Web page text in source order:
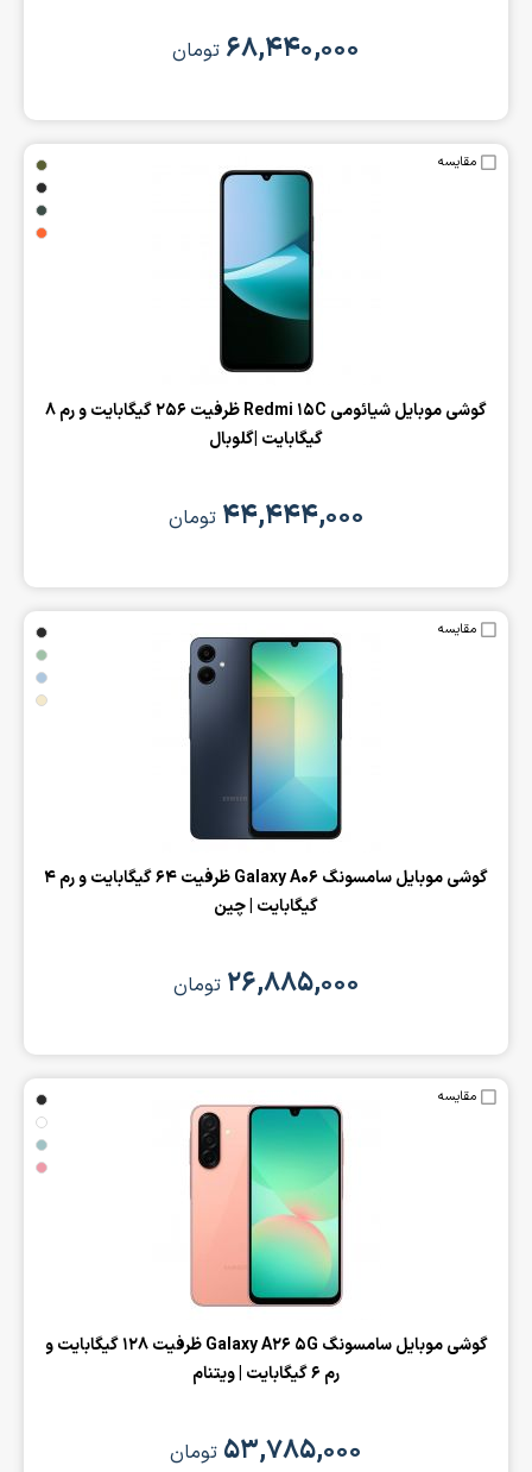
۶۸,۴۴۰,۰۰۰ تومان
مقایسه
‌گوشی موبایل شیائومی Redmi 15C ظرفیت 256 گیگابایت و رم 8
گیگابایت |گلوبال
۴۴,۴۴۴,۰۰۰ تومان
مقایسه
گوشی موبایل سامسونگ Galaxy A06 ظرفیت 64 گیگابایت و رم 4
گیگابایت | چین
۲۶,۸۸۵,۰۰۰ تومان
مقایسه
‌گوشی موبایل سامسونگ Galaxy A26 5G ظرفیت 128 گیگابایت و
رم 6 گیگابایت | ویتنام
۵۳,۷۸۵,۰۰۰ تومان